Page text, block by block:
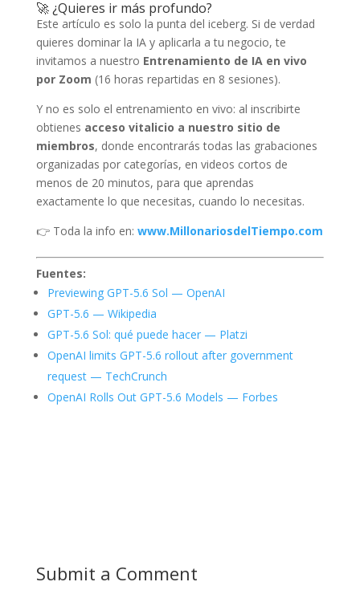
🚀 ¿Quieres ir más profundo?
Este artículo es solo la punta del iceberg. Si de verdad
quieres dominar la IA y aplicarla a tu negocio, te
invitamos a nuestro Entrenamiento de IA en vivo
por Zoom (16 horas repartidas en 8 sesiones).
Y no es solo el entrenamiento en vivo: al inscribirte
obtienes acceso vitalicio a nuestro sitio de
miembros, donde encontrarás todas las grabaciones
organizadas por categorías, en videos cortos de
menos de 20 minutos, para que aprendas
exactamente lo que necesitas, cuando lo necesitas.
👉 Toda la info en: www.MillonariosdelTiempo.com
Fuentes:
Previewing GPT-5.6 Sol — OpenAI
GPT-5.6 — Wikipedia
GPT-5.6 Sol: qué puede hacer — Platzi
OpenAI limits GPT-5.6 rollout after government
request — TechCrunch
OpenAI Rolls Out GPT-5.6 Models — Forbes
Submit a Comment